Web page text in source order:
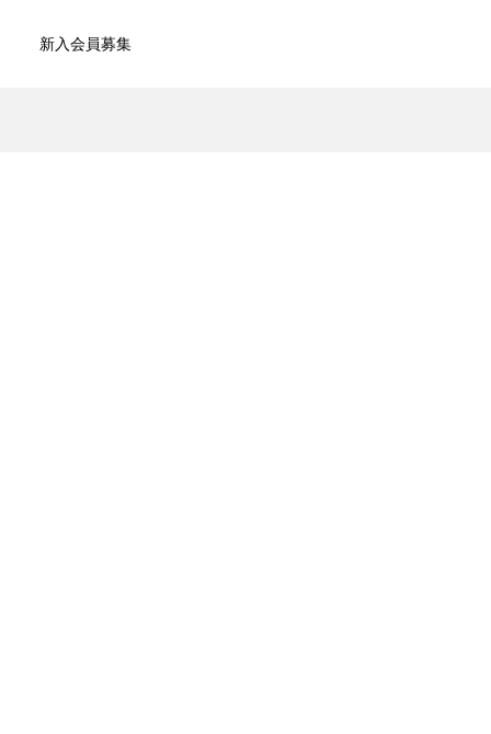
新入会員募集